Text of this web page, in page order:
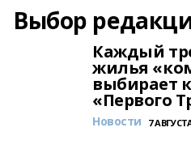
Выбор
Каждый
жилья
выбирает
«Первого
Новости 7